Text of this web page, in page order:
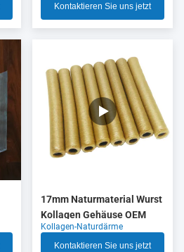
Fleischwurstverpackungen
Kontaktieren Sie uns jetzt
17mm Naturmaterial Wurst
Kollagen Gehäuse OEM
Kollagen-Naturdärme
Kontaktieren Sie uns jetzt